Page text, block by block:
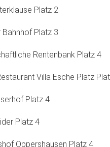
Platz 2
Platz 3
Rentenbank Platz 4
Villa Esche Platz
Platz 4
Platz 4
Oppershausen Platz 4